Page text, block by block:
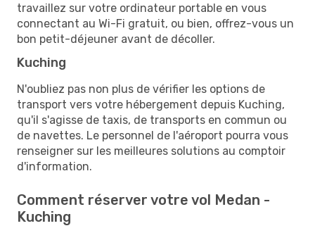
travaillez sur votre ordinateur portable en vous
connectant au Wi-Fi gratuit, ou bien, offrez-vous un
bon petit-déjeuner avant de décoller.
Kuching
N'oubliez pas non plus de vérifier les options de
transport vers votre hébergement depuis Kuching,
qu'il s'agisse de taxis, de transports en commun ou
de navettes. Le personnel de l'aéroport pourra vous
renseigner sur les meilleures solutions au comptoir
d'information.
Comment réserver votre vol Medan -
Kuching